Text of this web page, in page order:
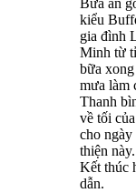
Bữa ăn
kiểu
gia đình
Minh từ
bữa
mưa làm
Thanh
về tối
cho ngày
thiện này.
Kết thúc
dẫn.